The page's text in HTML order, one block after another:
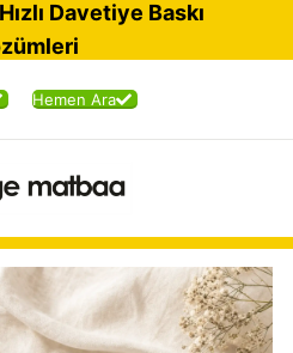
Hemen Ara
Davetiye Baskı